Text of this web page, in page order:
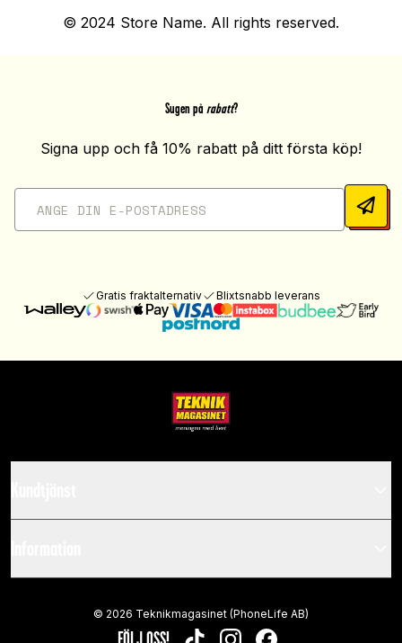
© 2024 Store Name. All rights reserved.
Sugen på rabatt?
Signa upp och få 10% rabatt på ditt första köp!
Gratis fraktalternativ Blixtsnabb leverans
© 2026 Teknikmagasinet (PhoneLife AB)